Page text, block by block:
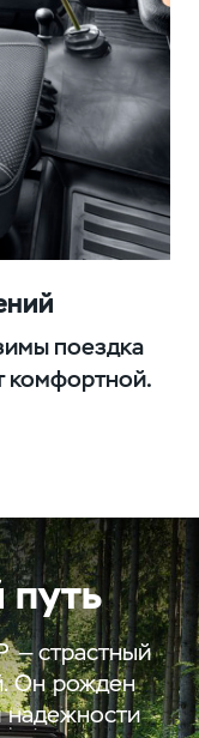
поездка
комфортной.
страстный
Он рожден
надежности